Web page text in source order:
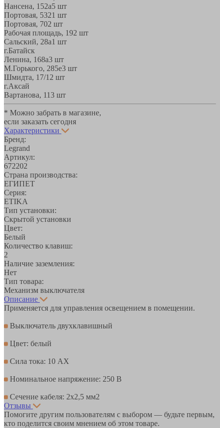
Нансена, 152а5 шт
Портовая, 5321 шт
Портовая, 702 шт
Рабочая площадь, 192 шт
Сальский, 28a1 шт
г.Батайск
Ленина, 168а3 шт
М.Горького, 285е3 шт
Шмидта, 17/1 2 шт
г.Аксай
Вартанова, 113 шт
* Можно забрать в магазине,
если заказать сегодня
Характеристики
Бренд:
Legrand
Артикул:
672202
Страна производства:
ЕГИПЕТ
Серия:
ETIKA
Тип установки:
Скрытой установки
Цвет:
Белый
Количество клавиш:
2
Наличие заземления:
Нет
Тип товара:
Механизм выключателя
Описание
Применяется для управления освещением в помещении.
Выключатель двухклавишный
Цвет: белый
Сила тока: 10 AX
Номинальное напряжение: 250 В
Сечение кабеля: 2x2,5 мм2
Отзывы
Помогите другим пользователям с выбором — будьте первым,
кто поделится своим мнением об этом товаре.